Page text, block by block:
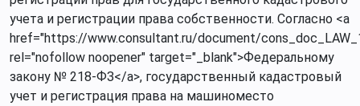
учета и регистрации права собственности. Согласно <a
href="https://www.consultant.ru/document/
rel="nofollow noopener" target="_blank">Федеральному
закону № 218-ФЗ</a>, государственный кадастровый
учет и регистрация права на машиноместо